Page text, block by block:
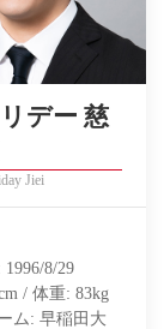
デー 慈
Jiei
8/29
/ 体重: 83kg
ム: 早稲田大